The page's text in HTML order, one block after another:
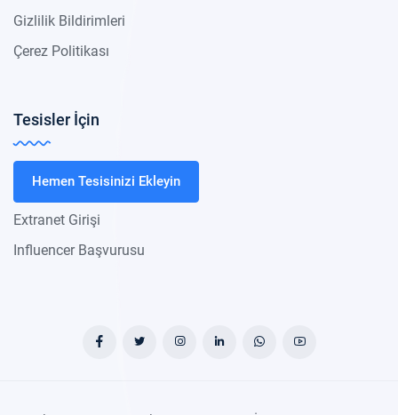
Gizlilik Bildirimleri
Çerez Politikası
Tesisler İçin
Hemen Tesisinizi Ekleyin
Extranet Girişi
Influencer Başvurusu